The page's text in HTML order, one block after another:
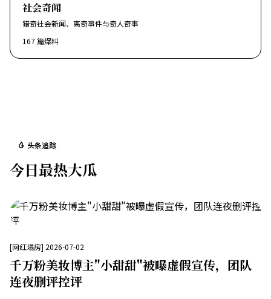
社会奇闻
猎奇社会新闻、离奇事件与奇人奇事
167篇爆料
头条追踪
今日最热大瓜
[网红塌房] 2026-07-02
千万粉美妆博主"小甜甜"被曝虚假宣传，团队
连夜删评控评